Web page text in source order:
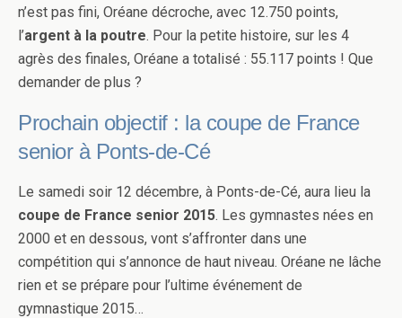
n’est pas fini, Oréane décroche, avec 12.750 points,
l’argent à la poutre. Pour la petite histoire, sur les 4
agrès des finales, Oréane a totalisé : 55.117 points ! Que
demander de plus ?
Prochain objectif : la coupe de France
senior à Ponts-de-Cé
Le samedi soir 12 décembre, à Ponts-de-Cé, aura lieu la
coupe de France senior 2015. Les gymnastes nées en
2000 et en dessous, vont s’affronter dans une
compétition qui s’annonce de haut niveau. Oréane ne lâche
rien et se prépare pour l’ultime événement de
gymnastique 2015…